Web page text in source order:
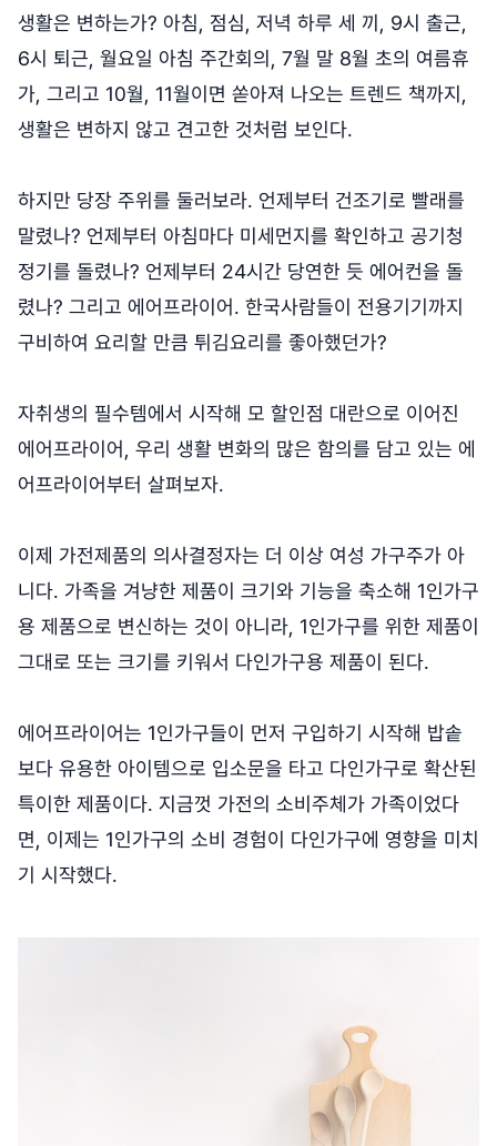
생활은 변하는가? 아침, 점심, 저녁 하루 세 끼, 9시 출근,
6시 퇴근, 월요일 아침 주간회의, 7월 말 8월 초의 여름휴
가, 그리고 10월, 11월이면 쏟아져 나오는 트렌드 책까지,
생활은 변하지 않고 견고한 것처럼 보인다.
하지만 당장 주위를 둘러보라. 언제부터 건조기로 빨래를
말렸나? 언제부터 아침마다 미세먼지를 확인하고 공기청
정기를 돌렸나? 언제부터 24시간 당연한 듯 에어컨을 돌
렸나? 그리고 에어프라이어. 한국사람들이 전용기기까지
구비하여 요리할 만큼 튀김요리를 좋아했던가?
자취생의 필수템에서 시작해 모 할인점 대란으로 이어진
에어프라이어, 우리 생활 변화의 많은 함의를 담고 있는 에
어프라이어부터 살펴보자.
이제 가전제품의 의사결정자는 더 이상 여성 가구주가 아
니다. 가족을 겨냥한 제품이 크기와 기능을 축소해 1인가구
용 제품으로 변신하는 것이 아니라, 1인가구를 위한 제품이
그대로 또는 크기를 키워서 다인가구용 제품이 된다.
에어프라이어는 1인가구들이 먼저 구입하기 시작해 밥솥
보다 유용한 아이템으로 입소문을 타고 다인가구로 확산된
특이한 제품이다. 지금껏 가전의 소비주체가 가족이었다
면, 이제는 1인가구의 소비 경험이 다인가구에 영향을 미치
기 시작했다.